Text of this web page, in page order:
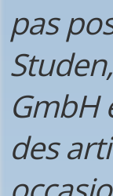
pas
GmbH
des